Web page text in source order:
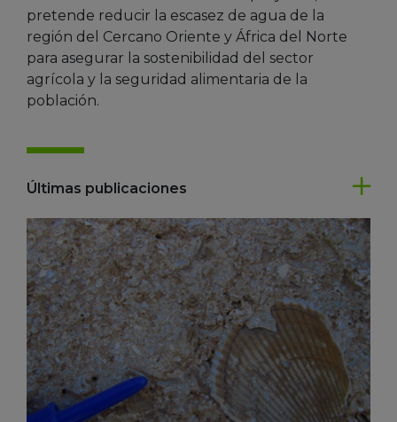
pretende reducir la escasez de agua de la
región del Cercano Oriente y África del Norte
para asegurar la sostenibilidad del sector
agrícola y la seguridad alimentaria de la
población.
Últimas publicaciones